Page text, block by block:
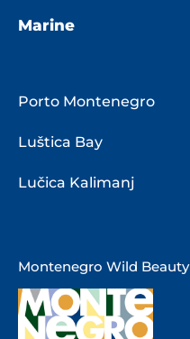
Marine
Porto Montenegro
Luštica Bay
Lučica Kalimanj
Montenegro Wild Beauty